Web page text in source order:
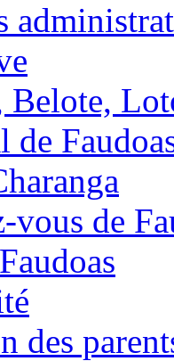
Belote,
de
vous de
des